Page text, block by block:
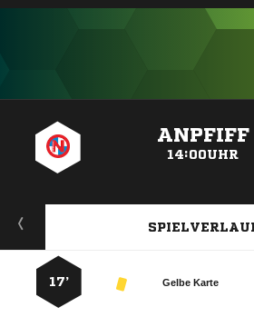
ANPFIFF
14:00UHR
Gelbe Karte
17’